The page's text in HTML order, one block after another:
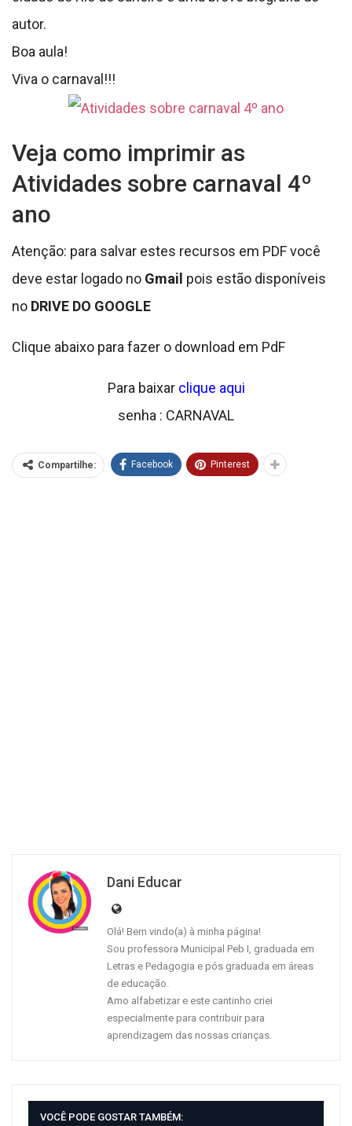
autor.
Boa aula!
Viva o carnaval!!!
Veja como imprimir as
Atividades sobre carnaval 4º
ano
Atenção: para salvar estes recursos em PDF você
deve estar logado no Gmail pois estão disponíveis
no DRIVE DO GOOGLE
Clique abaixo para fazer o download em PdF
Para baixar clique aqui
senha : CARNAVAL
Compartilhe: Facebook Pinterest
Dani Educar
Olá! Bem vindo(a) à minha página!
Sou professora Municipal Peb I, graduada em
Letras e Pedagogia e pós graduada em áreas
de educação.
Amo alfabetizar e este cantinho criei
especialmente para contribuir para
aprendizagem das nossas crianças.
VOCÊ PODE GOSTAR TAMBÉM: